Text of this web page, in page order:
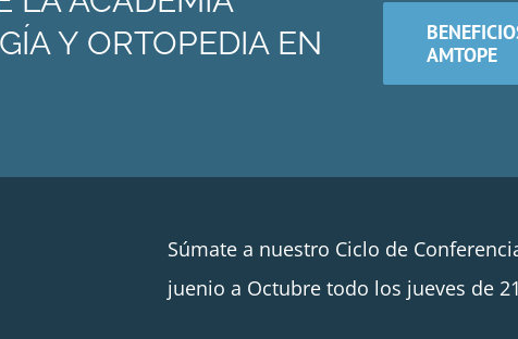
Y ORTOPEDIA EN
AMTOPE
Súmate a nuestro Ciclo de
juenio a Octubre todo los jueves de